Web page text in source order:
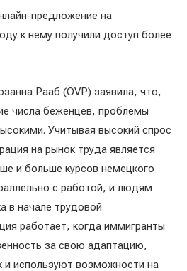
предложение на
к нему получили доступ более
Рааб (ÖVP) заявила, что,
числа беженцев, проблемы
Учитывая высокий спрос
на рынок труда является
и больше курсов немецкого
с работой, и людям
в начале трудовой
работает, когда иммигранты
за свою адаптацию,
и используют возможности на